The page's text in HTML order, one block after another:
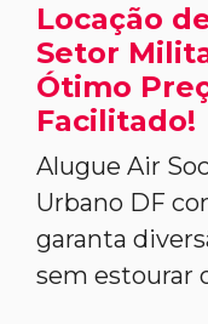
Locação
Setor
Ótimo
Facilitado!
Alugue Air
Urbano DF
garanta
sem estourar